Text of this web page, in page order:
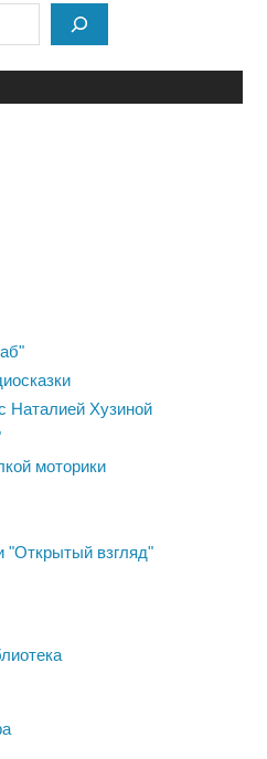
Наталией Хузиной
моторики
"Открытый взгляд"